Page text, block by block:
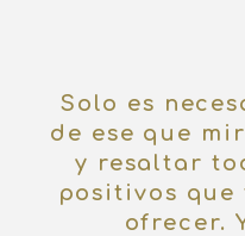
Solo es
de ese que
y resaltar
positivos que
ofrecer.